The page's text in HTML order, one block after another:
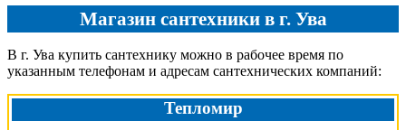
Магазин сантехники в г. Ува
В г. Ува купить сантехнику можно в рабочее время по
указанным телефонам и адресам сантехнических компаний:
Тепломир